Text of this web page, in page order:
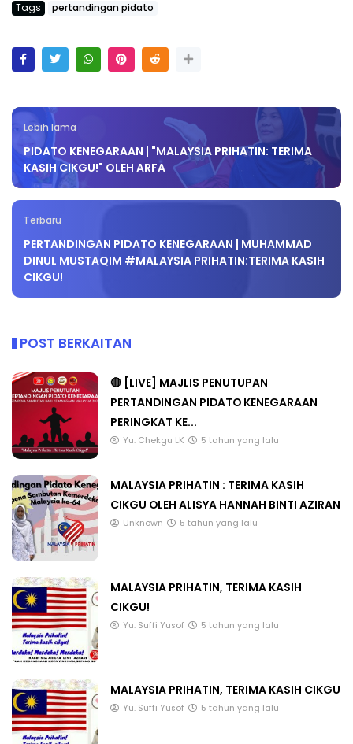
Tags pertandingan pidato
Lebih lama
PIDATO KENEGARAAN | "MALAYSIA PRIHATIN: TERIMA
KASIH CIKGU!" OLEH ARFA
Terbaru
PERTANDINGAN PIDATO KENEGARAAN | MUHAMMAD
DINUL MUSTAQIM #MALAYSIA PRIHATIN:TERIMA KASIH
CIKGU!
POST BERKAITAN
🔴 [LIVE] MAJLIS PENUTUPAN
PERTANDINGAN PIDATO KENEGARAAN
PERINGKAT KE...
Yu. Chekgu LK 5 tahun yang lalu
MALAYSIA PRIHATIN : TERIMA KASIH
CIKGU OLEH ALISYA HANNAH BINTI AZIRAN
Unknown 5 tahun yang lalu
MALAYSIA PRIHATIN, TERIMA KASIH
CIKGU!
Yu. Suffi Yusof 5 tahun yang lalu
MALAYSIA PRIHATIN, TERIMA KASIH CIKGU
Yu. Suffi Yusof 5 tahun yang lalu